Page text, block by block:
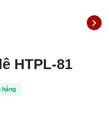
HTPL-81
hàng